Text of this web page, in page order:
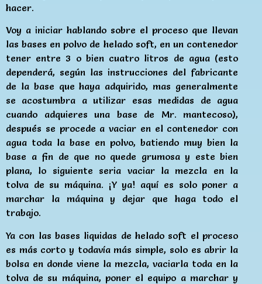
hacer.
Voy a iniciar hablando sobre el proceso que llevan
las bases en polvo de helado soft, en un contenedor
tener entre 3 o bien cuatro litros de agua (esto
dependerá, según las instrucciones del fabricante
de la base que haya adquirido, mas generalmente
se acostumbra a utilizar esas medidas de agua
cuando adquieres una base de Mr. mantecoso),
después se procede a vaciar en el contenedor con
agua toda la base en polvo, batiendo muy bien la
base a fin de que no quede grumosa y este bien
plana, lo siguiente seria vaciar la mezcla en la
tolva de su máquina. ¡Y ya! aquí es solo poner a
marchar la máquina y dejar que haga todo el
trabajo.
Ya con las bases liquidas de helado soft el proceso
es más corto y todavía más simple, solo es abrir la
bolsa en donde viene la mezcla, vaciarla toda en la
tolva de su máquina, poner el equipo a marchar y